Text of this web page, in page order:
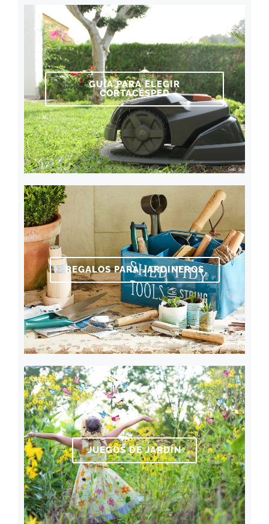
GUÍA PARA ELEGIR
CORTACÉSPED
REGALOS PARA JARDINEROS
JUEGOS DE JARDÍN